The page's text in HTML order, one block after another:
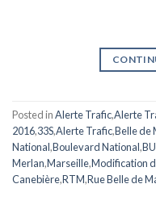
Posted inAlerte Trafic,Alerte
2016,33S,Alerte Trafic,Belle de
National,Boulevard National,
Merlan,Marseille,Modification
Canebière,RTM,Rue Belle de